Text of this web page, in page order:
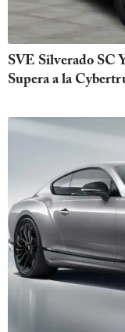
SVE Silverado SC
Supera a la